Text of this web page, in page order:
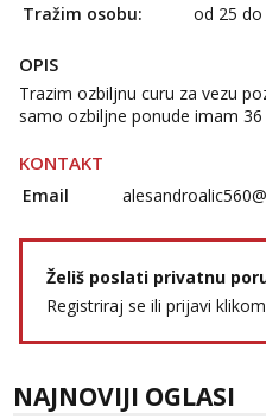
Tražim osobu:
od 25
OPIS
Trazim ozbiljnu curu za vezu
samo ozbiljne ponude imam
KONTAKT
Email
Želiš poslati privatnu
Registriraj se ili prijavi klikom
NAJNOVIJI OGLASI